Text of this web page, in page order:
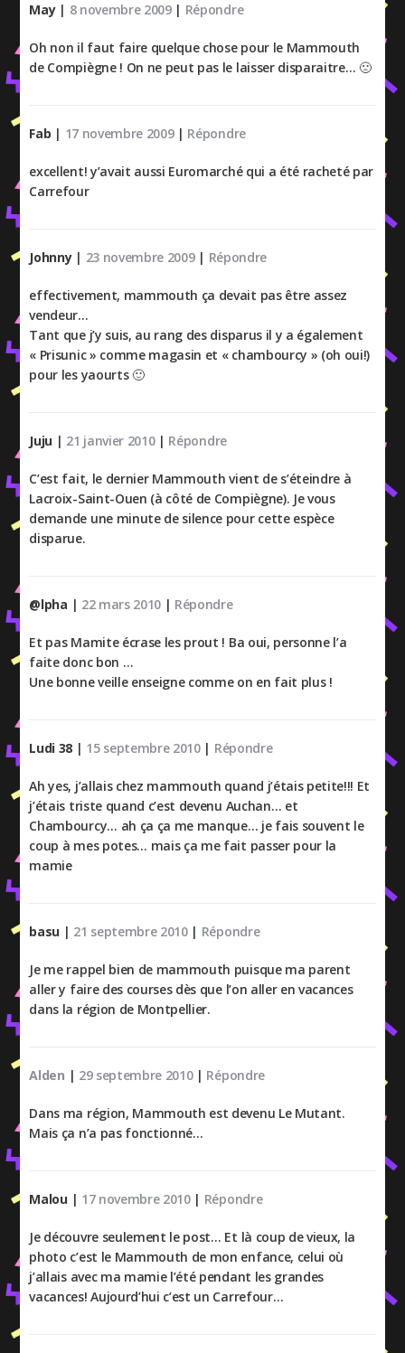
May | 8 novembre 2009| Répondre
Oh non il faut faire quelque chose pour le Mammouth
de Compiègne ! On ne peut pas le laisser disparaitre… 🙁
Fab | 17 novembre 2009| Répondre
excellent! y’avait aussi Euromarché qui a été racheté par
Carrefour
Johnny | 23 novembre 2009| Répondre
effectivement, mammouth ça devait pas être assez
vendeur…
Tant que j’y suis, au rang des disparus il y a également
« Prisunic » comme magasin et « chambourcy » (oh oui!)
pour les yaourts 🙂
Juju | 21 janvier 2010| Répondre
C’est fait, le dernier Mammouth vient de s’éteindre à
Lacroix-Saint-Ouen (à côté de Compiègne). Je vous
demande une minute de silence pour cette espèce
disparue.
@lpha | 22 mars 2010 | Répondre
Et pas Mamite écrase les prout ! Ba oui, personne l’a
faite donc bon …
Une bonne veille enseigne comme on en fait plus !
Ludi 38 | 15 septembre 2010| Répondre
Ah yes, j’allais chez mammouth quand j’étais petite!!! Et
j’étais triste quand c’est devenu Auchan… et
Chambourcy… ah ça ça me manque… je fais souvent le
coup à mes potes… mais ça me fait passer pour la
mamie
basu | 21 septembre 2010| Répondre
Je me rappel bien de mammouth puisque ma parent
aller y faire des courses dès que l’on aller en vacances
dans la région de Montpellier.
Alden | 29 septembre 2010| Répondre
Dans ma région, Mammouth est devenu Le Mutant.
Mais ça n’a pas fonctionné…
Malou | 17 novembre 2010| Répondre
Je découvre seulement le post… Et là coup de vieux, la
photo c’est le Mammouth de mon enfance, celui où
j’allais avec ma mamie l’été pendant les grandes
vacances! Aujourd’hui c’est un Carrefour…